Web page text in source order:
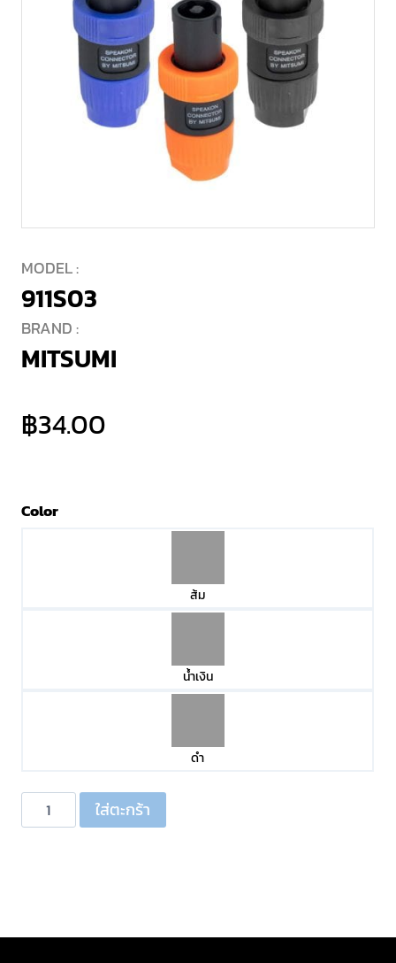
MODEL :
911S03
BRAND :
MITSUMI
฿34.00
Color
ส้ม
น้ำเงิน
ดำ
จำนวน
ปลั๊ก
ใส่ตะกร้า